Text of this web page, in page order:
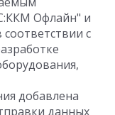
Офлайн" и
с
добавлена
данных